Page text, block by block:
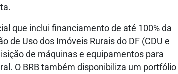
que inclui financiamento de até 100% da
de Uso dos Imóveis Rurais do DF (CDU e
de máquinas e equipamentos para
O BRB também disponibiliza um portfólio